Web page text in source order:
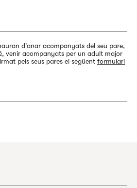
d'anar acompanyats del seu pare,
venir acompanyats per un adult major
pels seus pares el següent formulari